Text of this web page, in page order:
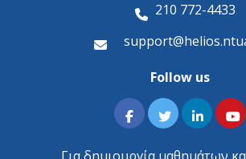
210 772-4433
Follow us